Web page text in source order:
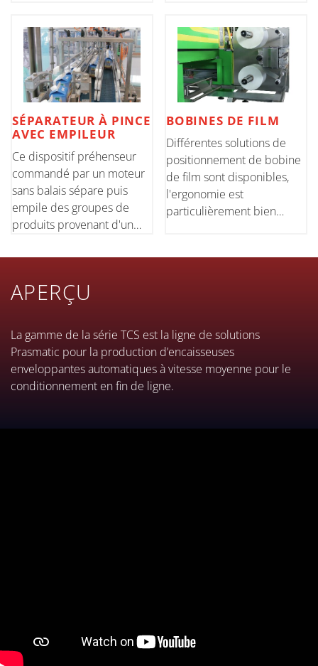
est composé d'une double
pince à commande
pneumatique qui divise les
produits et les organise sur
une
pneumatique, et le
mouvement diagonal pour
alimenter en continu les
produits dans la machine
est entraîné par un moteur
SÉPARATEUR À PINCE
AVEC EMPILEUR
Ce dispositif préhenseur
commandé par un moteur
sans balais sépare puis
empile des groupes de
produits provenant d'un
ligne. Cette solution est
aux boîtes.
BOBINES DE FILM
Différentes solutions de
positionnement de bobine
de film sont disponibles,
l'ergonomie est
particulièrement bien
changement de format et la
APERÇU
La gamme de la série TCS est la ligne de solutions
Prasmatic pour la production d’encaisseuses
enveloppantes automatiques à vitesse moyenne pour le
conditionnement en fin de ligne.